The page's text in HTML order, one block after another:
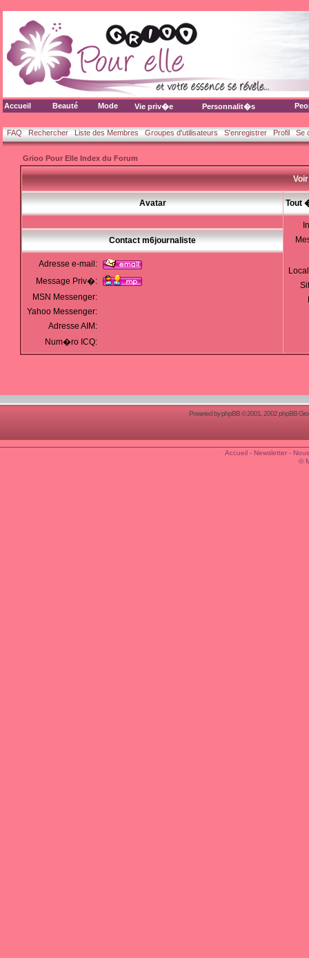
Accueil Beauté Mode Vie priv�e Personnalit�s
FAQ Rechercher Liste des Membres Groupes d'utilisateurs S'enregistrer Profil Se
Grioo Pour Elle Index du Forum
Avatar Tout
Contact m6journaliste
Adresse e-mail:
Message Priv�:
MSN Messenger:
Yahoo Messenger:
Adresse AIM:
Num�ro ICQ:
Powered byphpBB© 2001, 2002 phpBB
Accueil- Newsletter-
©